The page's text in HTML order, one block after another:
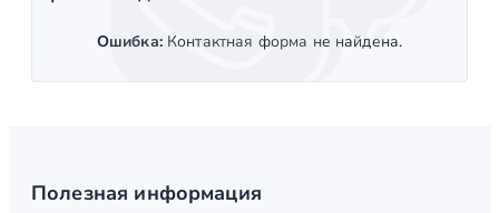
Ошибка:Контактная форма не найдена.
Полезная информация